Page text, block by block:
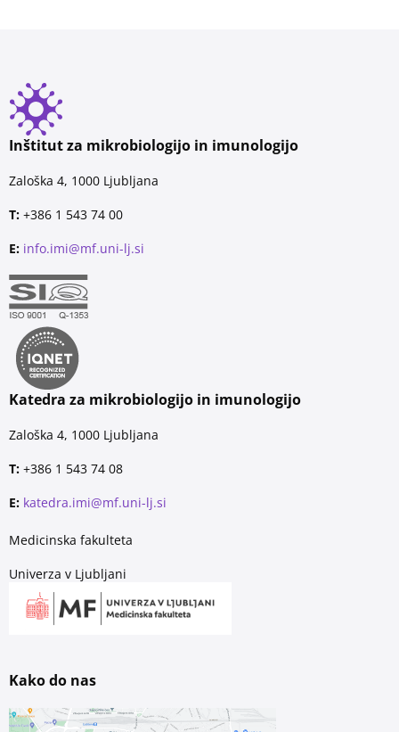
Inštitut za mikrobiologijo in imunologijo
Zaloška 4, 1000 Ljubljana
T: +386 1 543 74 00
E: info.imi@mf.uni-lj.si
Katedra za mikrobiologijo in imunologijo
Zaloška 4, 1000 Ljubljana
T: +386 1 543 74 08
E: katedra.imi@mf.uni-lj.si
Medicinska fakulteta
Univerza v Ljubljani
Kako do nas